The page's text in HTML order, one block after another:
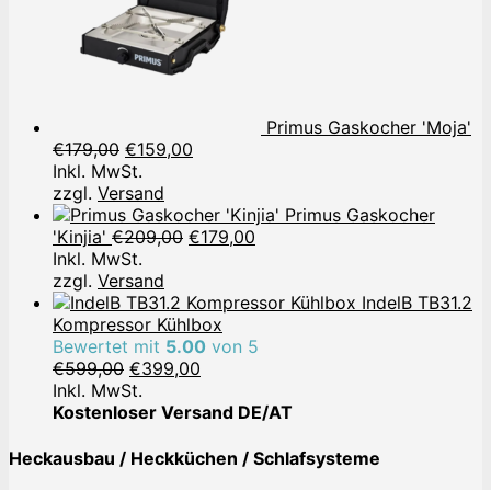
Primus Gaskocher 'Moja'
€179,00 Ursprünglicher
Preis
war:
€179,00
€159,00
€159,00.
Inkl. MwSt.
zzgl. Versand
Primus Gaskocher
'Kinjia' €209,00 Ursprünglicher
€209,00
€179,00
€179,00.
Inkl. MwSt.
zzgl. Versand
IndelB TB31.2
Kompressor Kühlbox
Bewertet mit 5.00 von 5
€599,00 Ursprünglicher
Preis
war:
€399,00
ist:
Inkl. MwSt.
Kostenloser Versand DE/AT
Heckausbau / Heckküchen / Schlafsysteme